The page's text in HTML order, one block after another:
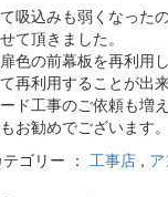
吸込みも弱くなった
て頂きました。
色の前幕板を再利用
再利用することが出
ド工事のご依頼も増
お勧めでございます。
ゴリー ： 工事店 ,